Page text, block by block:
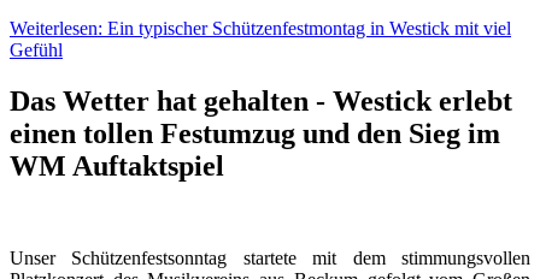
Weiterlesen: Ein typischer Schützenfestmontag in Westick mit viel
Gefühl
Das Wetter hat gehalten - Westick erlebt
einen tollen Festumzug und den Sieg im
WM Auftaktspiel
Unser Schützenfestsonntag startete mit dem stimmungsvollen